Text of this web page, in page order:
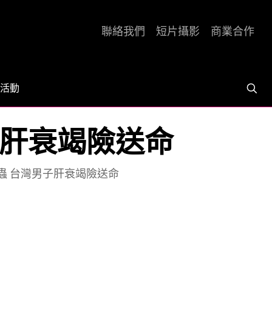
活動
聯絡我們 短片攝影 商業合作
衰竭險送命
台灣男子肝衰竭險送命